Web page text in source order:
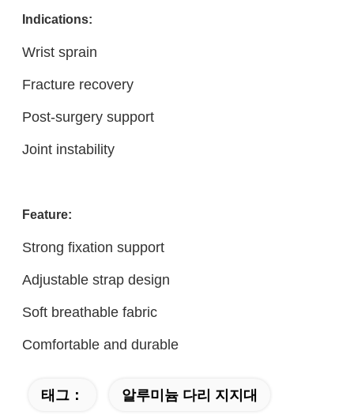
Indications:
Wrist sprain
Fracture recovery
Post-surgery support
Joint instability
Feature:
Strong fixation support
Adjustable strap design
Soft breathable fabric
Comfortable and durable
태그： 알루미늄 다리 지지대